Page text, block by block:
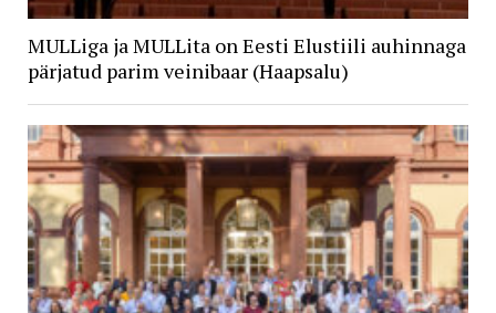
MULLiga ja MULLita on Eesti Elustiili auhinnaga
pärjatud parim veinibaar (Haapsalu)